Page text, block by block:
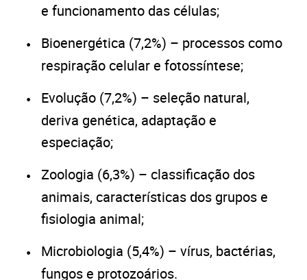
e funcionamento das células;
Bioenergética (7,2%) – processos como
respiração celular e fotossíntese;
Evolução (7,2%) – seleção natural,
deriva genética, adaptação e
especiação;
Zoologia (6,3%) – classificação dos
animais, características dos grupos e
fisiologia animal;
Microbiologia (5,4%) – vírus, bactérias,
fungos e protozoários.